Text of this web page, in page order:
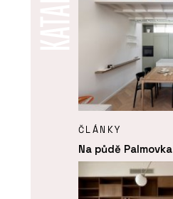
ČLÁNKY
Na půdě Palmovka